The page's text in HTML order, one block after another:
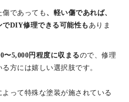
であっても 、軽い傷であれば、
でDIY修理できる可能性もありま
〜5,000円程度に収まるので、修理
方には嬉しい選択肢です。
って特殊な塗装が施されている